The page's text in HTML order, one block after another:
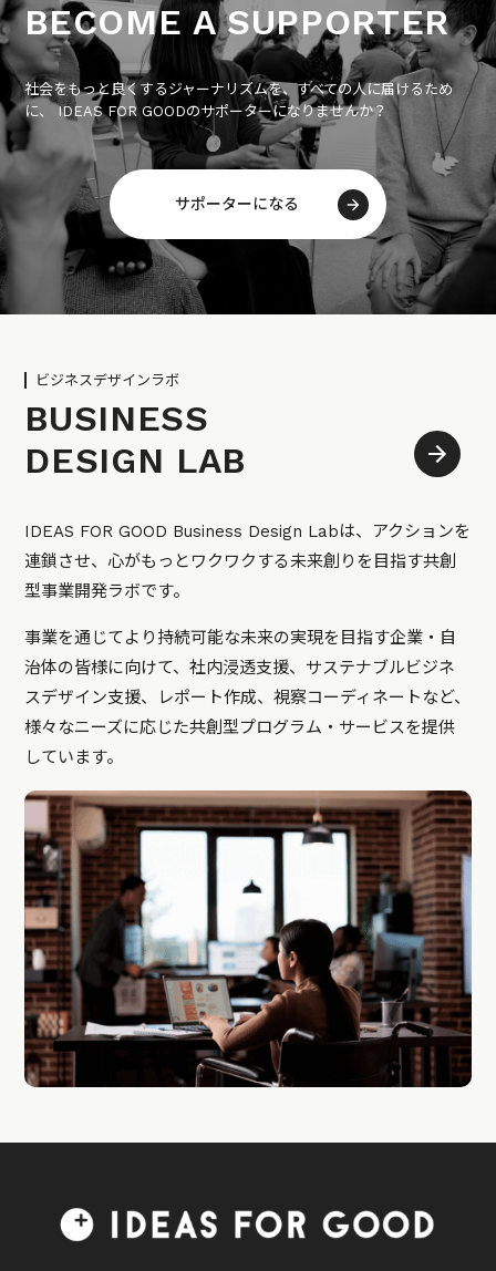
BECOME A SUPPORTER
社会をもっと良くするジャーナリズムを、すべての人に届けるため
に、 IDEAS FOR GOODのサポーターになりませんか？
サポーターになる
ビジネスデザインラボ
BUSINESS
DESIGN LAB
IDEAS FOR GOOD Business Design Labは、アクションを
連鎖させ、心がもっとワクワクする未来創りを目指す共創
型事業開発ラボです。
事業を通じてより持続可能な未来の実現を目指す企業・自
治体の皆様に向けて、社内浸透支援、サステナブルビジネ
スデザイン支援、レポート作成、視察コーディネートなど、
様々なニーズに応じた共創型プログラム・サービスを提供
しています。